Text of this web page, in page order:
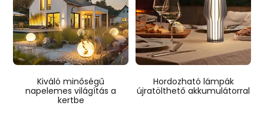
Kiváló minőségű
napelemes világítás a
kertbe
Hordozható lámpák
újratölthető akkumulátorral